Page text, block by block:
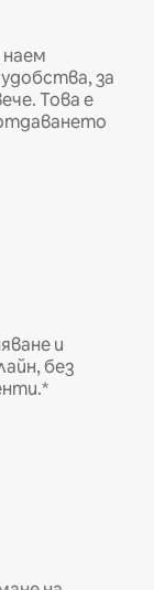
за
Това е
и
без